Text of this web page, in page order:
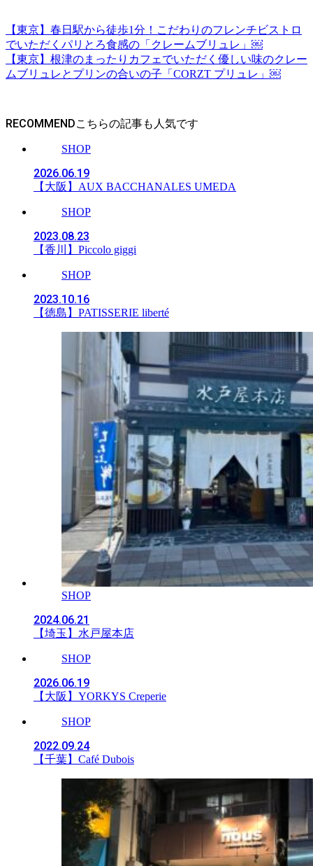
【東京】春日駅から徒歩1分！こだわりのフレンチビストロ
でいただくパリとろ食感の「クレームブリュレ」￼
【東京】根津のまったりカフェでいただく優しい味のクレー
ムブリュレとプリンの合いの子「CORZT プリュレ」￼
RECOMMEND
SHOP
2026.06.19
【大阪】AUX BACCHANALES UMEDA
SHOP
2023.08.23
【香川】Piccolo giggi
SHOP
2023.10.16
【徳島】PATISSERIE liberté
SHOP
2024.06.21
【埼玉】水戸屋本店
SHOP
2026.06.19
【大阪】YORKYS Creperie
SHOP
2022.09.24
【千葉】Café Dubois